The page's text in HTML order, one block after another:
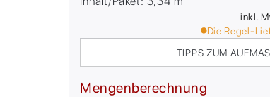
inkl.
Die Regel-
TIPPS ZUM
Mengenberechnung